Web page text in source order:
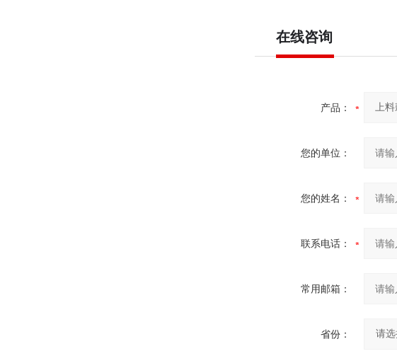
在线咨询
产品：
您的单位：
您的姓名：
联系电话：
常用邮箱：
省份：